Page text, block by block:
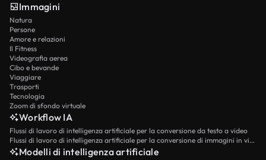
Immagini
Natura
Persone
Amore e relazioni
Il Fitness
Videografia aerea
Cibo e bevande
Viaggiare
Trasporti
Tecnologia
Zoom di sfondo virtuale
Workflow IA
Flussi di lavoro di intelligenza artificiale per la conversione da testo a video
Flussi di lavoro di intelligenza artificiale per la conversione di immagini in video
Modelli di intelligenza artificiale